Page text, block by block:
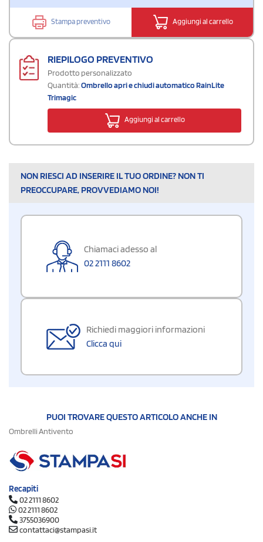
Stampa preventivo Aggiungi al carrello
RIEPILOGO PREVENTIVO
Prodotto personalizzato
Quantità:Ombrello apri e chiudi automatico RainLite
Trimagic
Aggiungi al carrello
NON RIESCI AD INSERIRE IL TUO ORDINE? NON TI
PREOCCUPARE, PROVVEDIAMO NOI!
Chiamaci adesso al
02 2111 8602
Richiedi maggiori informazioni
Clicca qui
PUOI TROVARE QUESTO ARTICOLO ANCHE IN
Ombrelli Antivento
Recapiti
02 2111 8602
02 2111 8602
3755036900
contattaci@stampasi.it